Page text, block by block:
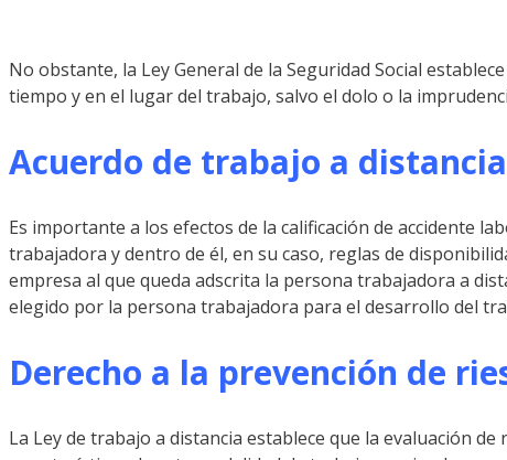
No obstante, la Ley General de la Seguridad Social
tiempo y en el lugar del trabajo, salvo el dolo o la
Acuerdo de trabajo a distancia
Es importante a los efectos de la calificación de accidente
trabajadora y dentro de él, en su caso, reglas de
empresa al que queda adscrita la persona trabajadora a
elegido por la persona trabajadora para el desarrollo del
Derecho a la prevención de
La Ley de trabajo a distancia establece que la evaluación